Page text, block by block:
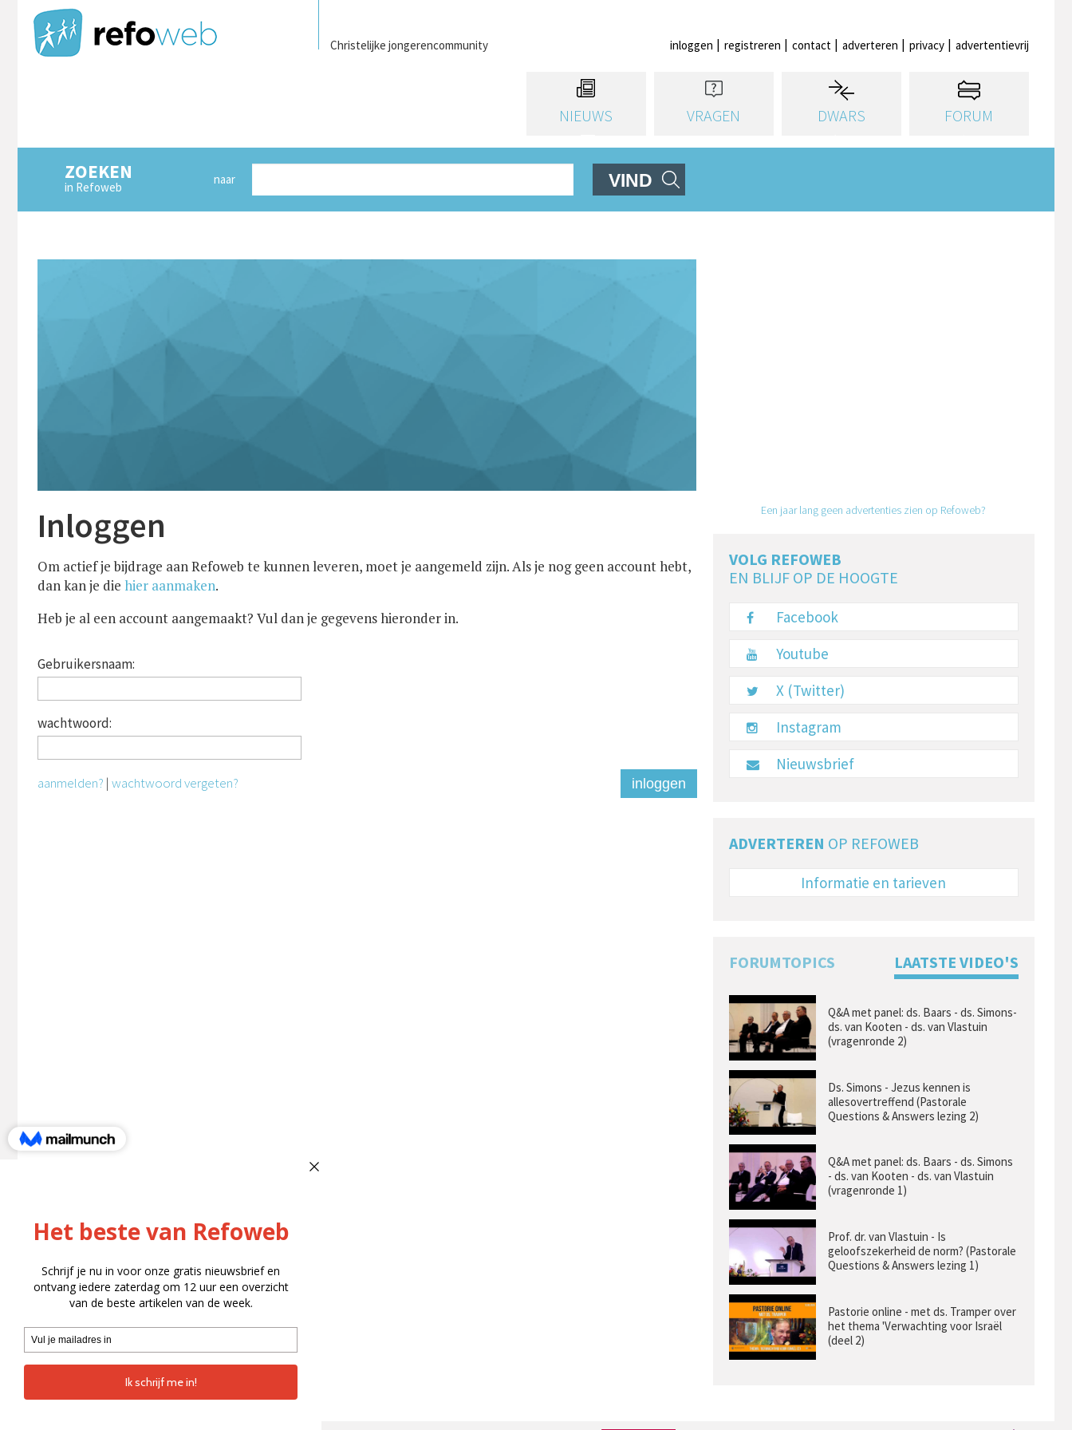
Christelijke jongerencommunity inloggen registreren contact adverteren privacy advertentievrij
NIEUWS VRAGEN DWARS FORUM
ZOEKEN
in Refoweb
naar VIND
Inloggen
Om actief je bijdrage aan Refoweb te kunnen leveren, moet je aangemeld zijn. Als je nog geen account hebt,
dan kan je die hier aanmaken.
Heb je al een account aangemaakt? Vul dan je gegevens hieronder in.
Gebruikersnaam:
wachtwoord:
aanmelden? | wachtwoord vergeten? inloggen
Een jaar lang geen advertenties zien op Refoweb?
VOLG REFOWEB
EN BLIJF OP DE HOOGTE
Facebook
Youtube
X (Twitter)
Instagram
Nieuwsbrief
ADVERTEREN OP REFOWEB
Informatie en tarieven
FORUMTOPICS LAATSTE VIDEO'S
Q&A met panel: ds. Baars - ds. Simons-
ds. van Kooten - ds. van Vlastuin
(vragenronde 2)
Ds. Simons - Jezus kennen is
allesovertreffend (Pastorale
Questions & Answers lezing 2)
Q&A met panel: ds. Baars - ds. Simons
- ds. van Kooten - ds. van Vlastuin
(vragenronde 1)
Prof. dr. van Vlastuin - Is
geloofszekerheid de norm? (Pastorale
Questions & Answers lezing 1)
Pastorie online - met ds. Tramper over
het thema 'Verwachting voor Israël
(deel 2)